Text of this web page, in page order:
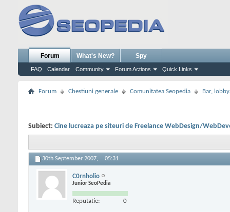
Forum
FAQ Calendar Community Forum Actions Quick Links
What's New? Spy
Forum Chestiuni generale Comunitatea Seopedia Bar,
Subiect: Cine lucreaza pe siteuri de Freelance WebDesign/
30th September 2007, 05:31
C0rnholio
Junior SeoPedia
Reputatie: 0